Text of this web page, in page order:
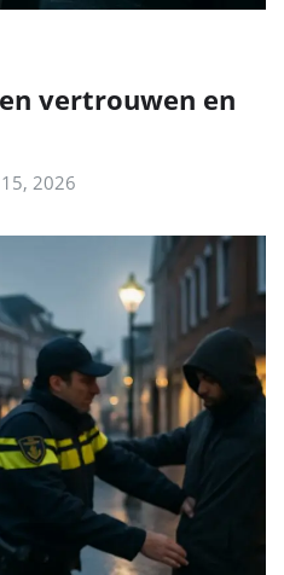
vertrouwen en
2026